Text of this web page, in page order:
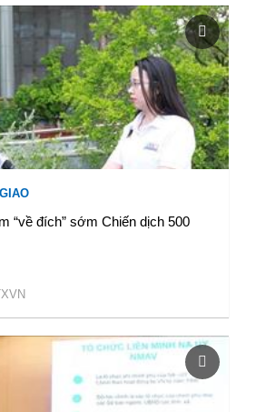
“về đích” sớm Chiến dịch 500